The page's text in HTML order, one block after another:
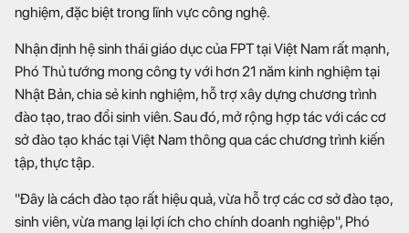
nghiệm, đặc biệt trong lĩnh vực công nghệ.
Nhận định hệ sinh thái giáo dục của FPT tại Việt Nam rất mạnh,
Phó Thủ tướng mong công ty với hơn 21 năm kinh nghiệm tại
Nhật Bản, chia sẻ kinh nghiệm, hỗ trợ xây dựng chương trình
đào tạo, trao đổi sinh viên. Sau đó, mở rộng hợp tác với các cơ
sở đào tạo khác tại Việt Nam thông qua các chương trình kiến
tập, thực tập.
"Đây là cách đào tạo rất hiệu quả, vừa hỗ trợ các cơ sở đào tạo,
sinh viên, vừa mang lại lợi ích cho chính doanh nghiệp", Phó